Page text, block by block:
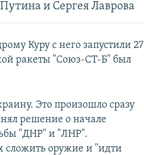
и Сергея Лаврова
Куру с него запустили 27
ракеты "Союз-СТ-Б" был
Это произошло сразу
решение о начале
"ДНР" и "ЛНР".
сложить оружие и "идти